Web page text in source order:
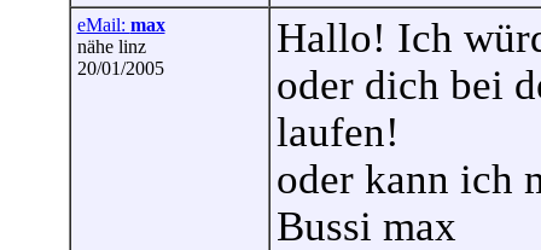
eMail: max
nähe linz
20/01/2005
Hallo! Ich
oder dich bei
laufen!
oder kann ich
Bussi max